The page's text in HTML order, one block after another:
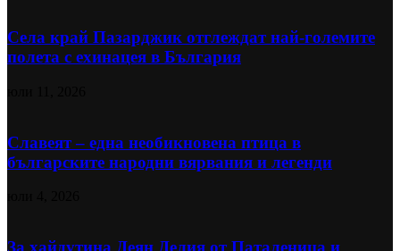
Села край Пазарджик отглеждат най-големите
полета с ехинацея в България
Славеят – една необикновена птица в
българските народни вярвания и легенди
За хайдутина Деян Делия от Паталеница и